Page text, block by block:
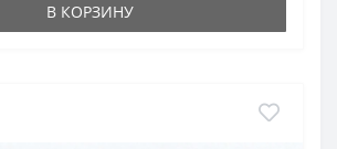
В КОРЗИНУ